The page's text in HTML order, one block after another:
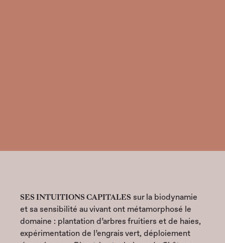
SES INTUITIONS CAPITALES sur la biodynamie
et sa sensibilité au vivant ont métamorphosé le
domaine : plantation d’arbres fruitiers et de haies,
expérimentation de l’engrais vert, déploiement